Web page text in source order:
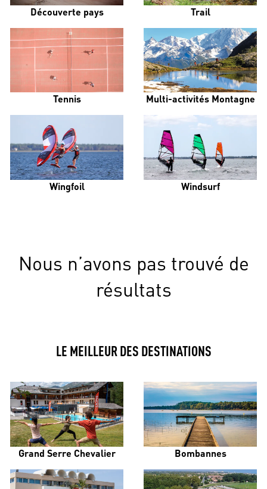
Découverte pays Trail
Tennis Multi-activités Montagne
Wingfoil Windsurf
Nous n’avons pas trouvé de
résultats
LE MEILLEUR DES DESTINATIONS
Grand Serre Chevalier Bombannes